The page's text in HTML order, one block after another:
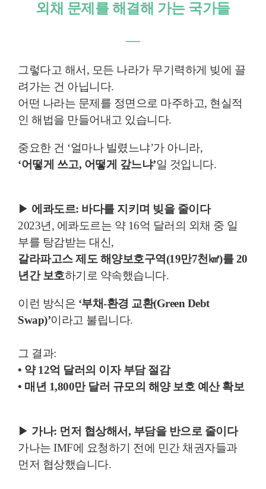
외채 문제를 해결해 가는 국가들
―
그렇다고 해서, 모든 나라가 무기력하게 빚에 끌
려가는 건 아닙니다.
어떤 나라는 문제를 정면으로 마주하고, 현실적
인 해법을 만들어내고 있습니다.
중요한 건 ‘얼마나 빌렸느냐’가 아니라,
‘어떻게 쓰고, 어떻게 갚느냐’일 것입니다.
▶ 에콰도르: 바다를 지키며 빚을 줄이다
2023년, 에콰도르는 약 16억 달러의 외채 중 일
부를 탕감받는 대신,
갈라파고스 제도 해양보호구역(19만7천㎢)를 20
년간 보호하기로 약속했습니다.
이런 방식은 ‘부채-환경 교환(Green Debt
Swap)’이라고 불립니다.
그 결과:
• 약 12억 달러의 이자 부담 절감
• 매년 1,800만 달러 규모의 해양 보호 예산 확보
▶ 가나: 먼저 협상해서, 부담을 반으로 줄이다
가나는 IMF에 요청하기 전에 민간 채권자들과
먼저 협상했습니다.